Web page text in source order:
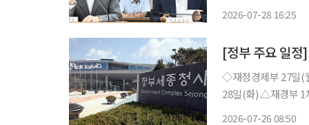
2026-07-28 16:25
[정부 주요 일
◇재정경제부 27일(월) △KDI FOCUS ‘재생에너지의 효과적 보급 확대를 위한 정책과제’
28일(화) △재경부 1차관 08:00 일자리 전담반(TF)(비공개), 10:00 국무회의(서울청사) △일
2026-07-26 08:50